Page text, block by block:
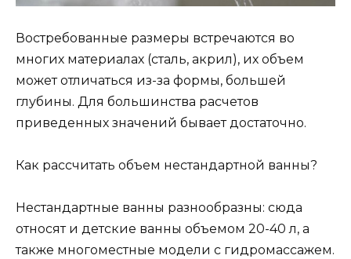
Востребованные размеры встречаются во
многих материалах (сталь, акрил), их объем
может отличаться из-за формы, большей
глубины. Для большинства расчетов
приведенных значений бывает достаточно.
Как рассчитать объем нестандартной ванны?
Нестандартные ванны разнообразны: сюда
относят и детские ванны объемом 20-40 л, а
также многоместные модели с гидромассажем.